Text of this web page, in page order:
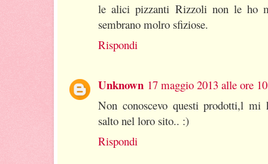
le alici pizzanti Rizzoli non le ho
sembrano molro sfiziose.
Rispondi
Unknown 17 maggio 2013 alle ore
Non conoscevo questi prodotti,l
salto nel loro sito.. :)
Rispondi